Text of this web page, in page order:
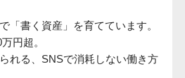
「書く資産」を育てています。
円超。
れる、SNSで消耗しない働き方